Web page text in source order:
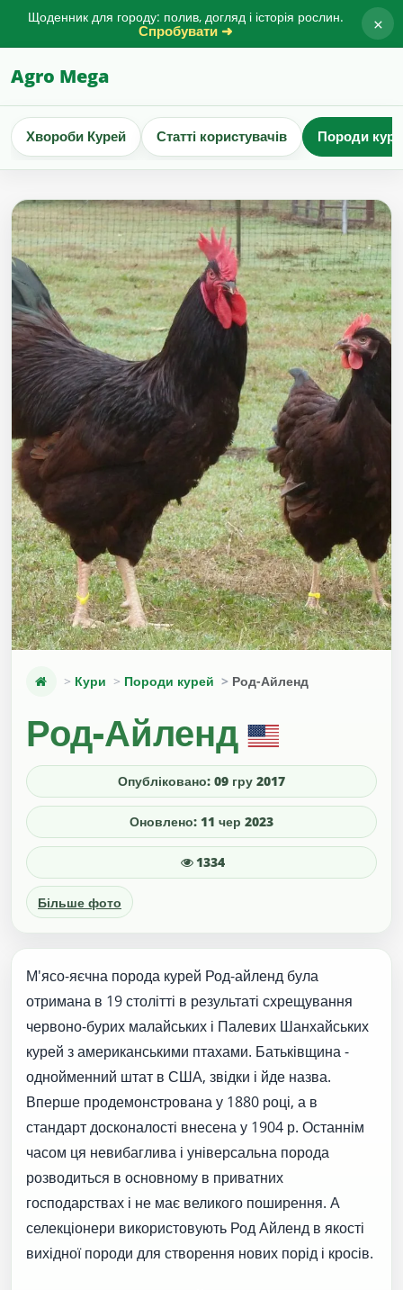
Щоденник для городу: полив, догляд і історія рослин.
Спробувати ➜ ×
Agro Mega
Хвороби Курей Статті користувачів Породи
Кури Породи курей Род-Айленд
Род-Айленд
Опубліковано: 09 гру 2017
Оновлено: 11 чер 2023
1334
Більше фото
М'ясо-яєчна порода курей Род-айленд була
отримана в 19 столітті в результаті схрещування
червоно-бурих малайських і Палевих Шанхайських
курей з американськими птахами. Батьківщина -
однойменний штат в США, звідки і йде назва.
Вперше продемонстрована у 1880 році, а в
стандарт досконалості внесена у 1904 р. Останнім
часом ця невибаглива і універсальна порода
розводиться в основному в приватних
господарствах і не має великого поширення. А
селекціонери використовують Род Айленд в якості
вихідної породи для створення нових порід і кросів.